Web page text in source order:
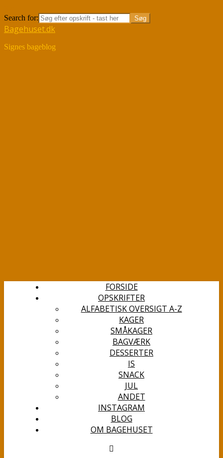
Search for:
Bagehuset.dk
Signes bageblog
FORSIDE
OPSKRIFTER
ALFABETISK OVERSIGT A-Z
KAGER
SMÅKAGER
BAGVÆRK
DESSERTER
IS
SNACK
JUL
ANDET
INSTAGRAM
BLOG
OM BAGEHUSET